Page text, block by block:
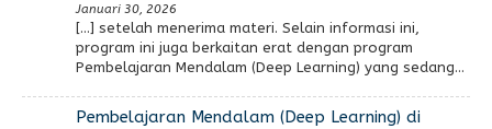
Januari 30, 2026
[…] setelah menerima materi. Selain informasi ini,
program ini juga berkaitan erat dengan program
Pembelajaran Mendalam (Deep Learning) yang sedang…
Pembelajaran Mendalam (Deep Learning) di